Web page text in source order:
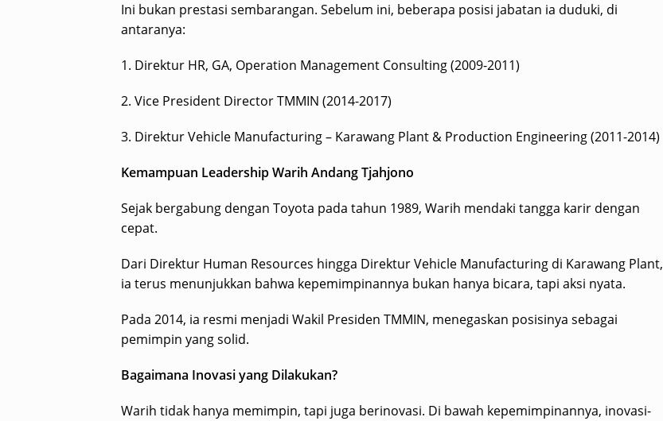
Ini bukan prestasi sembarangan. Sebelum ini, beberapa posisi jabatan ia duduki, di
antaranya:
1. Direktur HR, GA, Operation Management Consulting (2009-2011)
2. Vice President Director TMMIN (2014-2017)
3. Direktur Vehicle Manufacturing – Karawang Plant & Production Engineering (2011-2014)
Kemampuan Leadership Warih Andang Tjahjono
Sejak bergabung dengan Toyota pada tahun 1989, Warih mendaki tangga karir dengan
cepat.
Dari Direktur Human Resources hingga Direktur Vehicle Manufacturing di Karawang Plant,
ia terus menunjukkan bahwa kepemimpinannya bukan hanya bicara, tapi aksi nyata.
Pada 2014, ia resmi menjadi Wakil Presiden TMMIN, menegaskan posisinya sebagai
pemimpin yang solid.
Bagaimana Inovasi yang Dilakukan?
Warih tidak hanya memimpin, tapi juga berinovasi. Di bawah kepemimpinannya, inovasi-